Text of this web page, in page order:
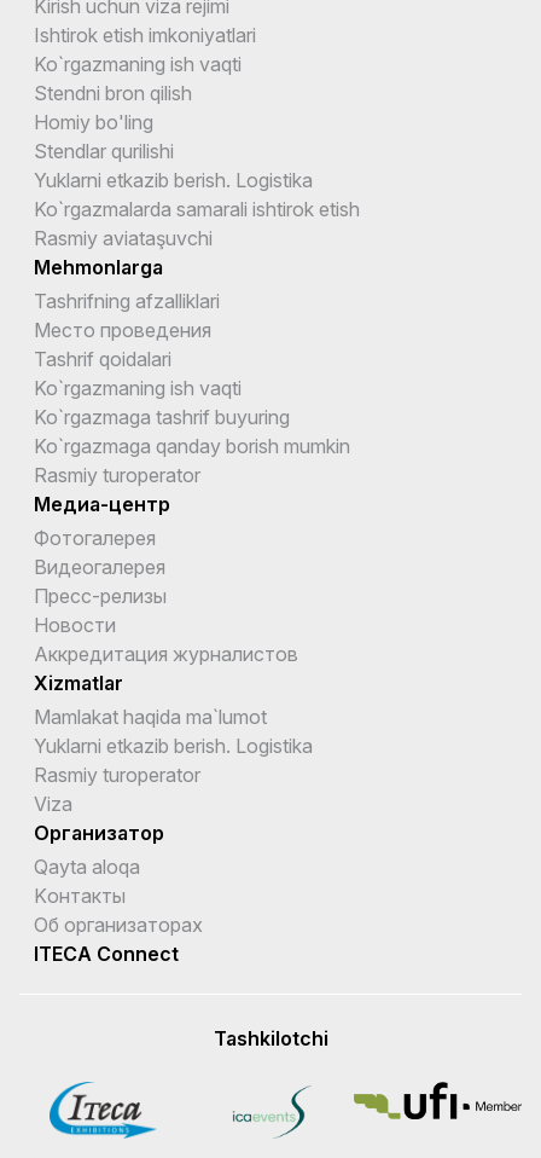
Kirish uchun viza rejimi
Ishtirok etish imkoniyatlari
Ko`rgazmaning ish vaqti
Stendni bron qilish
Homiy bo'ling
Stendlar qurilishi
Yuklarni etkazib berish. Logistika
Ko`rgazmalarda samarali ishtirok etish
Rasmiy aviataşuvchi
Mehmonlarga
Tashrifning afzalliklari
Место проведения
Tashrif qoidalari
Ko`rgazmaning ish vaqti
Ko`rgazmaga tashrif buyuring
Ko`rgazmaga qanday borish mumkin
Rasmiy turoperator
Медиа-центр
Фотогалерея
Видеогалерея
Пресс-релизы
Новости
Аккредитация журналистов
Xizmatlar
Mamlakat haqida ma`lumot
Yuklarni etkazib berish. Logistika
Rasmiy turoperator
Viza
Организатор
Qayta aloqa
Kонтакты
Об организаторах
ITECA Connect
Tashkilotchi